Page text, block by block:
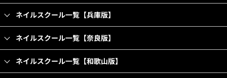
ネイルスクール一覧【兵庫版】
ネイルスクール一覧【奈良版】
ネイルスクール一覧【和歌山版】